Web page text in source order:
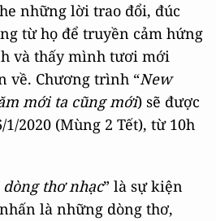
những lời trao đổi, đúc
từ họ để truyền cảm hứng
và thấy mình tươi mới
về. Chương trình “New
mới ta cũng mới) sẽ được
2020 (Mùng 2 Tết), từ 10h
thơ nhạc” là sự kiện
là những dòng thơ,